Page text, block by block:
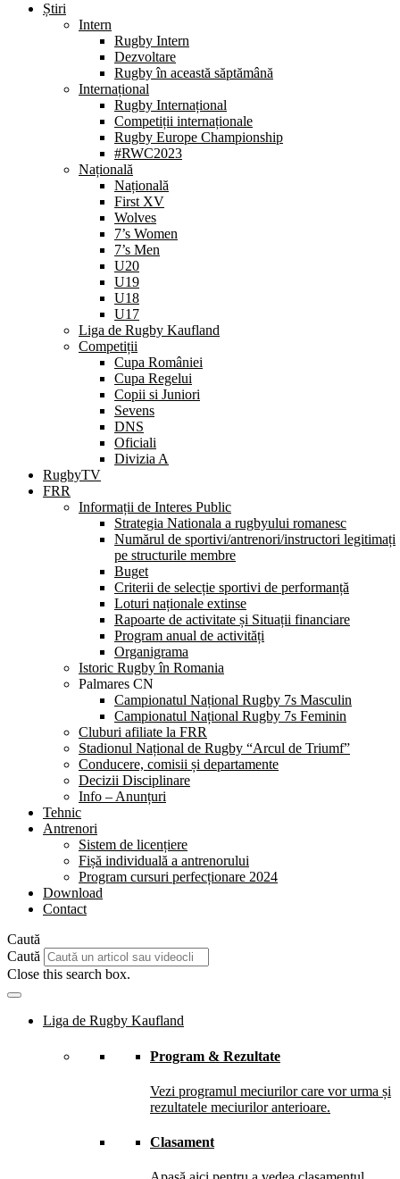
Știri
Intern
Rugby Intern
Dezvoltare
Rugby în această săptămână
Internațional
Rugby Internațional
Competiții internaționale
Rugby Europe Championship
#RWC2023
Națională
Națională
First XV
Wolves
7’s Women
7’s Men
U20
U19
U18
U17
Liga de Rugby Kaufland
Competiții
Cupa României
Cupa Regelui
Copii si Juniori
Sevens
DNS
Oficiali
Divizia A
RugbyTV
FRR
Informații de Interes Public
Strategia Nationala a rugbyului romanesc
Numărul de sportivi/antrenori/instructori legitimați
pe structurile membre
Buget
Criterii de selecție sportivi de performanță
Loturi naționale extinse
Rapoarte de activitate și Situații financiare
Program anual de activități
Organigrama
Istoric Rugby în Romania
Palmares CN
Campionatul Național Rugby 7s Masculin
Campionatul Național Rugby 7s Feminin
Cluburi afiliate la FRR
Stadionul Național de Rugby “Arcul de Triumf”
Conducere, comisii și departamente
Decizii Disciplinare
Info – Anunțuri
Tehnic
Antrenori
Sistem de licențiere
Fișă individuală a antrenorului
Program cursuri perfecționare 2024
Download
Contact
Caută
Caută
Close this search box.
Liga de Rugby Kaufland
Program & Rezultate
Vezi programul meciurilor care vor urma și
rezultatele meciurilor anterioare.
Clasament